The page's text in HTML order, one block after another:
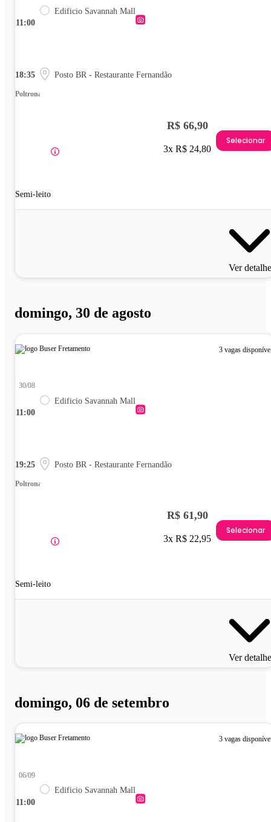
11:00
Edificio Savannah Mall
18:35 Posto BR - Restaurante Fernandão
Poltrona
Semi-leito
R$ 66,90
3x R$ 24,80
Selecionar
Ver
domingo, 30 de agosto
3 vagas
11:00
30/08
Edificio Savannah Mall
19:25 Posto BR - Restaurante Fernandão
Poltrona
Semi-leito
R$ 61,90
3x R$ 22,95
Selecionar
Ver
domingo, 06 de setembro
3 vagas
11:00
06/09
Edificio Savannah Mall